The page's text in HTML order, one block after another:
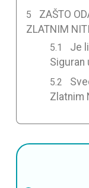
ZAŠTO
ZLATNIM
Je
Siguran
Zlatnim